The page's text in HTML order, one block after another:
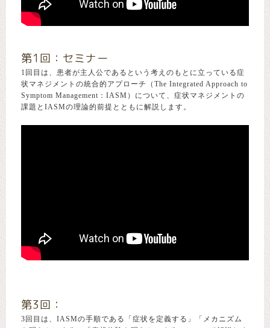
第1回：セミナー
1回目は、患者が主人公であるという考えのもとに立っている症
状マネジメントの統合的アプローチ（The Integrated Approach to
Symptom Management：IASM）について、症状マネジメントの
課題とIASMの理論的前提とともに解説します。
第3回：
3回目は、IASMの手順である「症状を定義する」「メカニズム